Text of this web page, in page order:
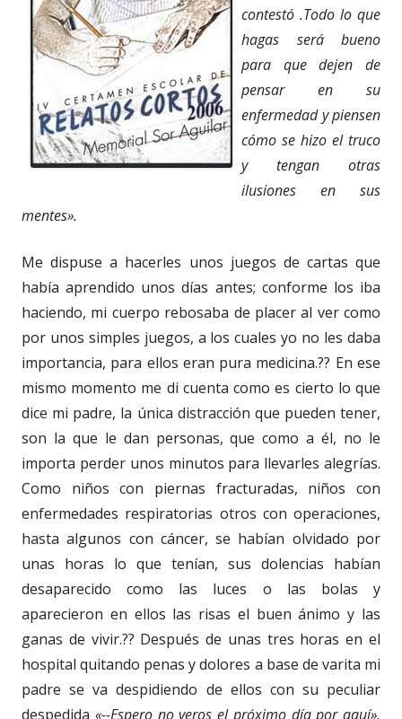
contestó .Todo lo que
hagas será bueno
para que dejen de
pensar en su
enfermedad y piensen
cómo se hizo el truco
y tengan otras
ilusiones en sus
mentes».
Me dispuse a hacerles unos juegos de cartas que
había aprendido unos días antes; conforme los iba
haciendo, mi cuerpo rebosaba de placer al ver como
por unos simples juegos, a los cuales yo no les daba
importancia, para ellos eran pura medicina.?? En ese
mismo momento me di cuenta como es cierto lo que
dice mi padre, la única distracción que pueden tener,
son la que le dan personas, que como a él, no le
importa perder unos minutos para llevarles alegrías.
Como niños con piernas fracturadas, niños con
enfermedades respiratorias otros con operaciones,
hasta algunos con cáncer, se habían olvidado por
unas horas lo que tenían, sus dolencias habían
desaparecido como las luces o las bolas y
aparecieron en ellos las risas el buen ánimo y las
ganas de vivir.?? Después de unas tres horas en el
hospital quitando penas y dolores a base de varita mi
padre se va despidiendo de ellos con su peculiar
despedida «--Espero no veros el próximo día por aquí»,